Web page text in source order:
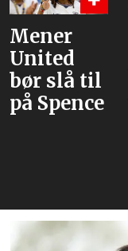
Flere
journalister:
Rodri
velger